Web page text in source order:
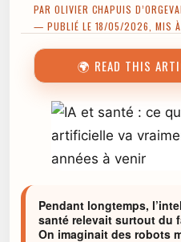
PAR OLIVIER CHAPUIS D’ORGEVAL
— PUBLIÉ LE 18/05/2026, MIS
🌍 READ THIS
Pendant longtemps,
santé relevait surtout du
On imaginait des robots